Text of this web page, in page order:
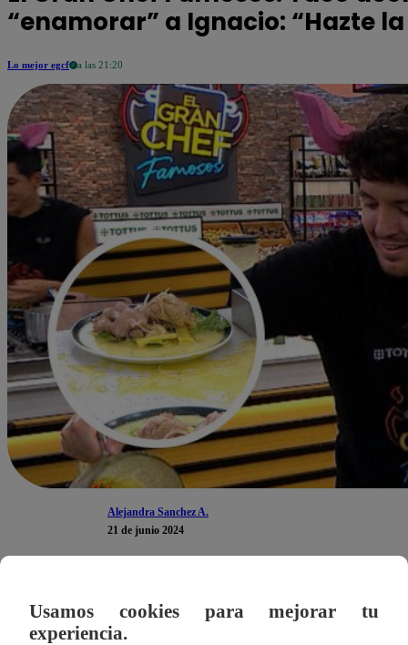
“enamorar” a Ignacio: “Hazte
Lo mejor egcf a las 21:20
Alejandra Sanchez A.
21 de junio 2024
Por eso, el participante de “
El Gran Chef Famosos” le
Usamos cookies para mejorar tu
experiencia.